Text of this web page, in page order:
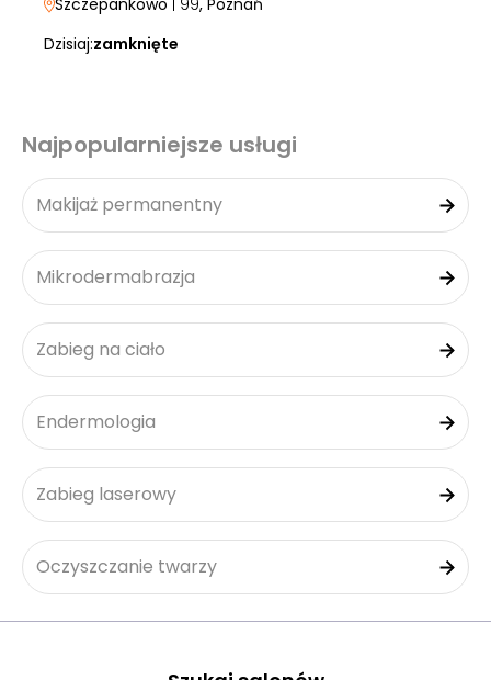
Szczepankowo | 99, Poznań
Dzisiaj:zamknięte
Najpopularniejsze usługi
Makijaż permanentny
Mikrodermabrazja
Zabieg na ciało
Endermologia
Zabieg laserowy
Oczyszczanie twarzy